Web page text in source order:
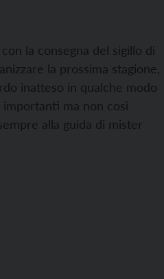
la consegna del sigillo di
la prossima stagione,
inatteso in qualche modo
ma non così
alla guida di mister